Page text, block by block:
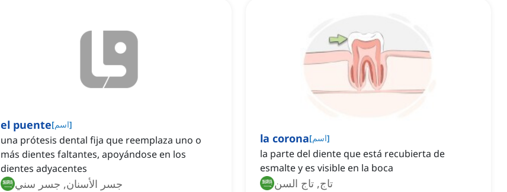
el puente[اسم]
una prótesis dental fija que reemplaza uno o
más dientes faltantes, apoyándose en los
dientes adyacentes
جسر الأسنان, جسر سني
la corona[اسم]
la parte del diente que está recubierta de
esmalte y es visible en la boca
تاج, تاج السن